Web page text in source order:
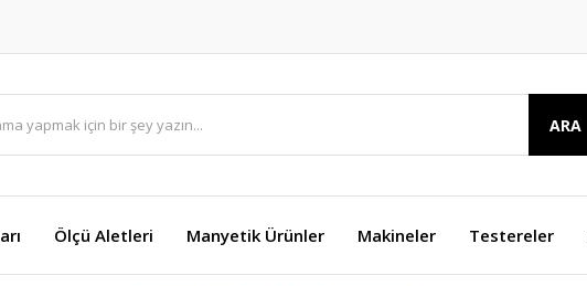
ARA
Ölçü Aletleri Manyetik Ürünler Makineler Testereler